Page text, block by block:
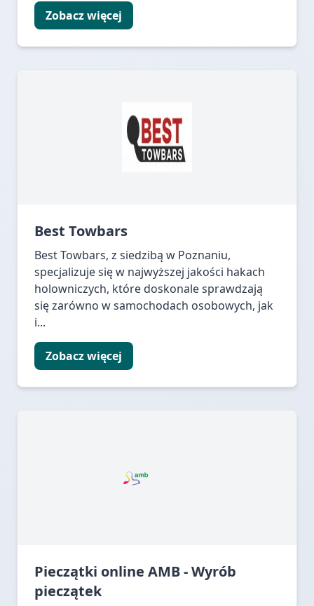
Zobacz więcej
Best Towbars
Best Towbars, z siedzibą w Poznaniu,
specjalizuje się w najwyższej jakości hakach
holowniczych, które doskonale sprawdzają
się zarówno w samochodach osobowych, jak
i...
Zobacz więcej
Pieczątki online AMB - Wyrób
pieczątek